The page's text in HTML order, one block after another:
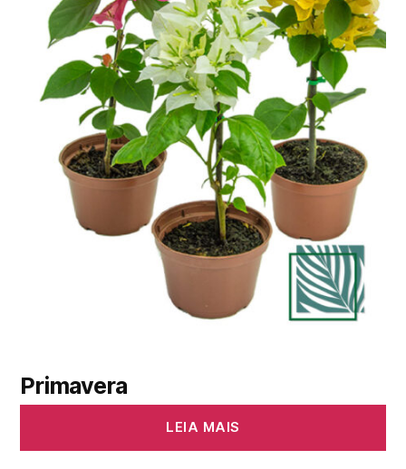
Primavera
LEIA MAIS